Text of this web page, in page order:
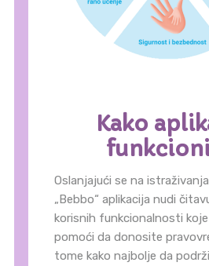
Kako
Oslanjajući se na
„Bebbo“ aplikacija nudi
korisnih funkcionalnosti
pomoći da donosite
tome kako najbolje da